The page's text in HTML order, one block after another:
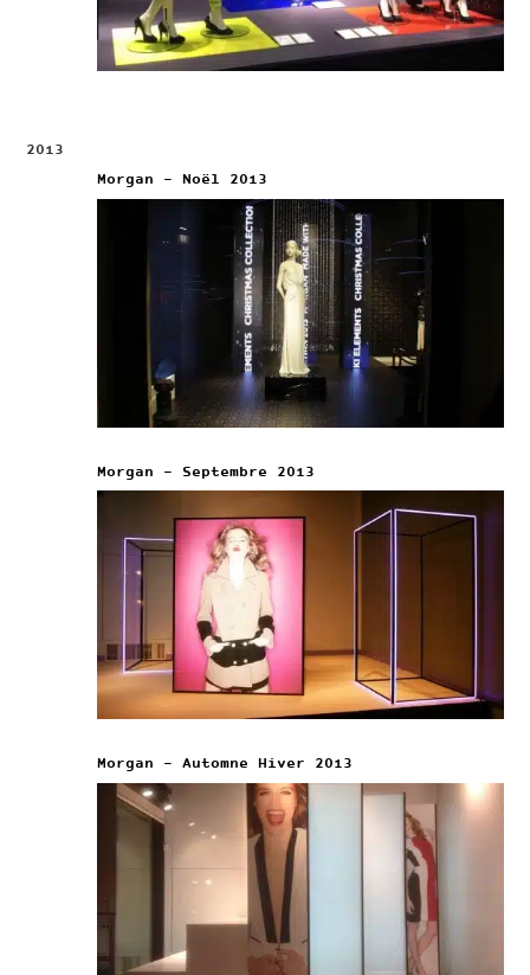
2013
Morgan – Noël 2013
Morgan – Septembre 2013
Morgan – Automne Hiver 2013